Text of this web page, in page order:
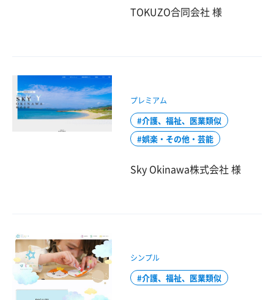
TOKUZO合同会社 様
プレミアム
介護、福祉、医業類似
娯楽・その他・芸能
Sky Okinawa株式会社 様
シンプル
介護、福祉、医業類似